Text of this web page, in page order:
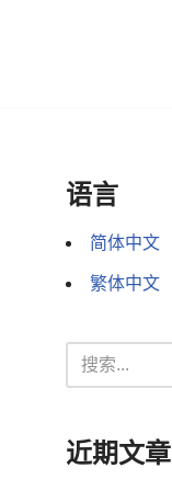
语言
简体中文
繁体中文
近期文章